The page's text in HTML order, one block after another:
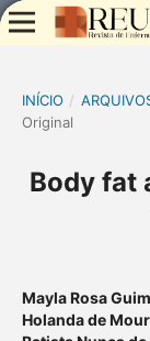
INÍCIO /
Original
Body fat
Mayla Rosa
Holanda de